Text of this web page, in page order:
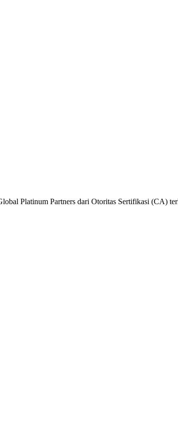
Platinum Partners dari Otoritas Sertifikasi (CA)